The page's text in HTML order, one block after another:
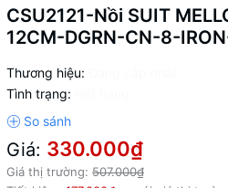
CSU2121-Nồi SUIT
12CM-DGRN-CN-8-
Thương hiệu:
Tình trạng:
Giá: 330.000₫
Giá thị trường: 507.000₫